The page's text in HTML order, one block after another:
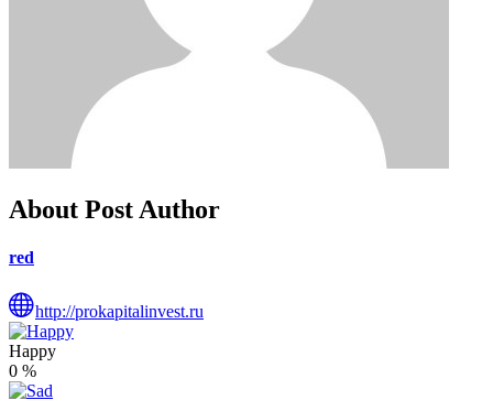
About Post Author
red
http://prokapitalinvest.ru
Happy
0 %